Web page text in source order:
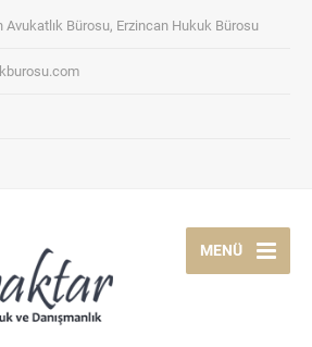
Avukatlık Bürosu, Erzincan Hukuk Bürosu
MENÜ